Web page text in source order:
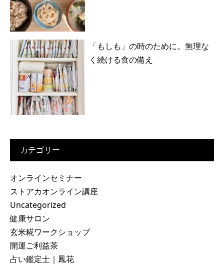
「もしも」の時のために。無理な
く続ける食の備え
カテゴリー
オンラインセミナー
ストアカオンライン講座
Uncategorized
健康サロン
玄米糀ワークショップ
開運ご利益茶
占い鑑定士｜鳳花